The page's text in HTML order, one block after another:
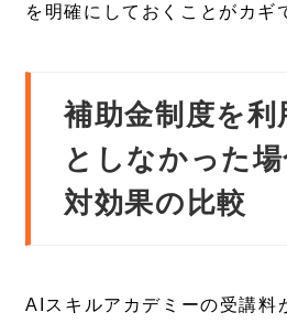
を明確にしておくことがカギ
補助金制度を
としなかった場
対効果の比較
AIスキルアカデミーの受講料